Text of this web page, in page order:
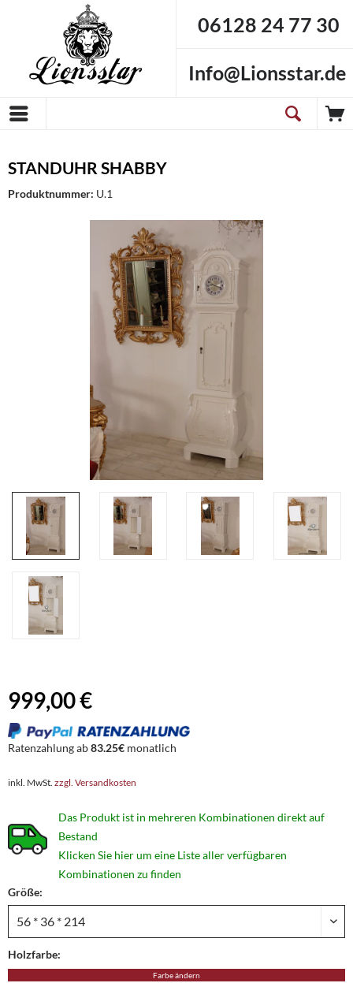
06128 24 77 30
Info@Lionsstar.de
STANDUHR SHABBY
Produktnummer: U.1
999,00 €
Ratenzahlung ab83.25€ monatlich
inkl. MwSt. zzgl. Versandkosten
Das Produkt ist in mehreren Kombinationen direkt auf
Bestand
Klicken Sie hier um eine Liste aller verfügbaren
Kombinationen zu finden
Größe:
Holzfarbe:
Farbe ändern